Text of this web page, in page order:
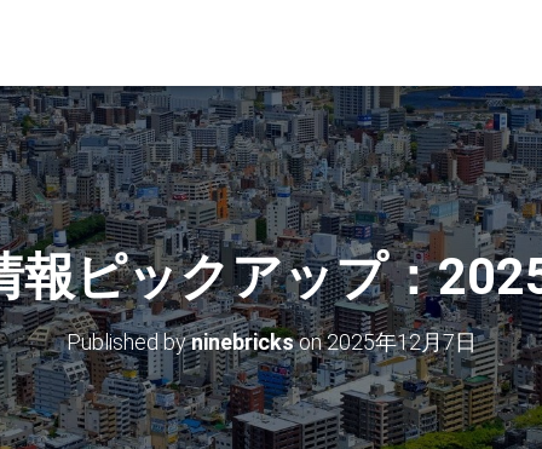
報ピックアップ：
Published byninebrickson2025年12月7日